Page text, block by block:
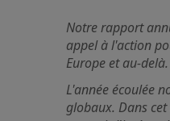
Notre rapport
appel à l'action
Europe et au-delà.
L'année écoulée
globaux. Dans